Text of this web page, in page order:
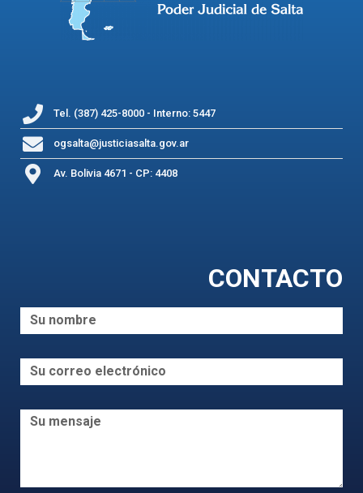
Tel. (387) 425-8000 - Interno: 5447
ogsalta@justiciasalta.gov.ar
Av. Bolivia 4671 - CP: 4408
CONTACTO